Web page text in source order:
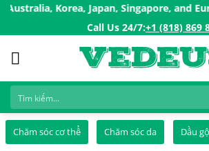
SkipKorea, Japan, Singapore, and
Call Us 24/7:ㅤ+1 (818) 869
Chăm sóc cơ thể Chăm sóc da Dầu